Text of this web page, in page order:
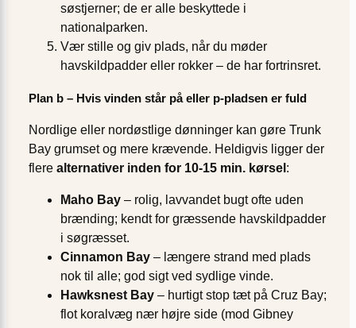
søstjerner; de er alle beskyttede i
nationalparken.
Vær stille og giv plads, når du møder
havskildpadder eller rokker – de har fortrinsret.
Plan b – Hvis vinden står på eller p-pladsen er fuld
Nordlige eller nordøstlige dønninger kan gøre Trunk
Bay grumset og mere krævende. Heldigvis ligger der
flere alternativer inden for 10-15 min. kørsel :
Maho Bay – rolig, lavvandet bugt ofte uden
brænding; kendt for græssende havskildpadder
i søgræsset.
Cinnamon Bay – længere strand med plads
nok til alle; god sigt ved sydlige vinde.
Hawksnest Bay – hurtigt stop tæt på Cruz Bay;
flot koralvæg nær højre side (mod Gibney